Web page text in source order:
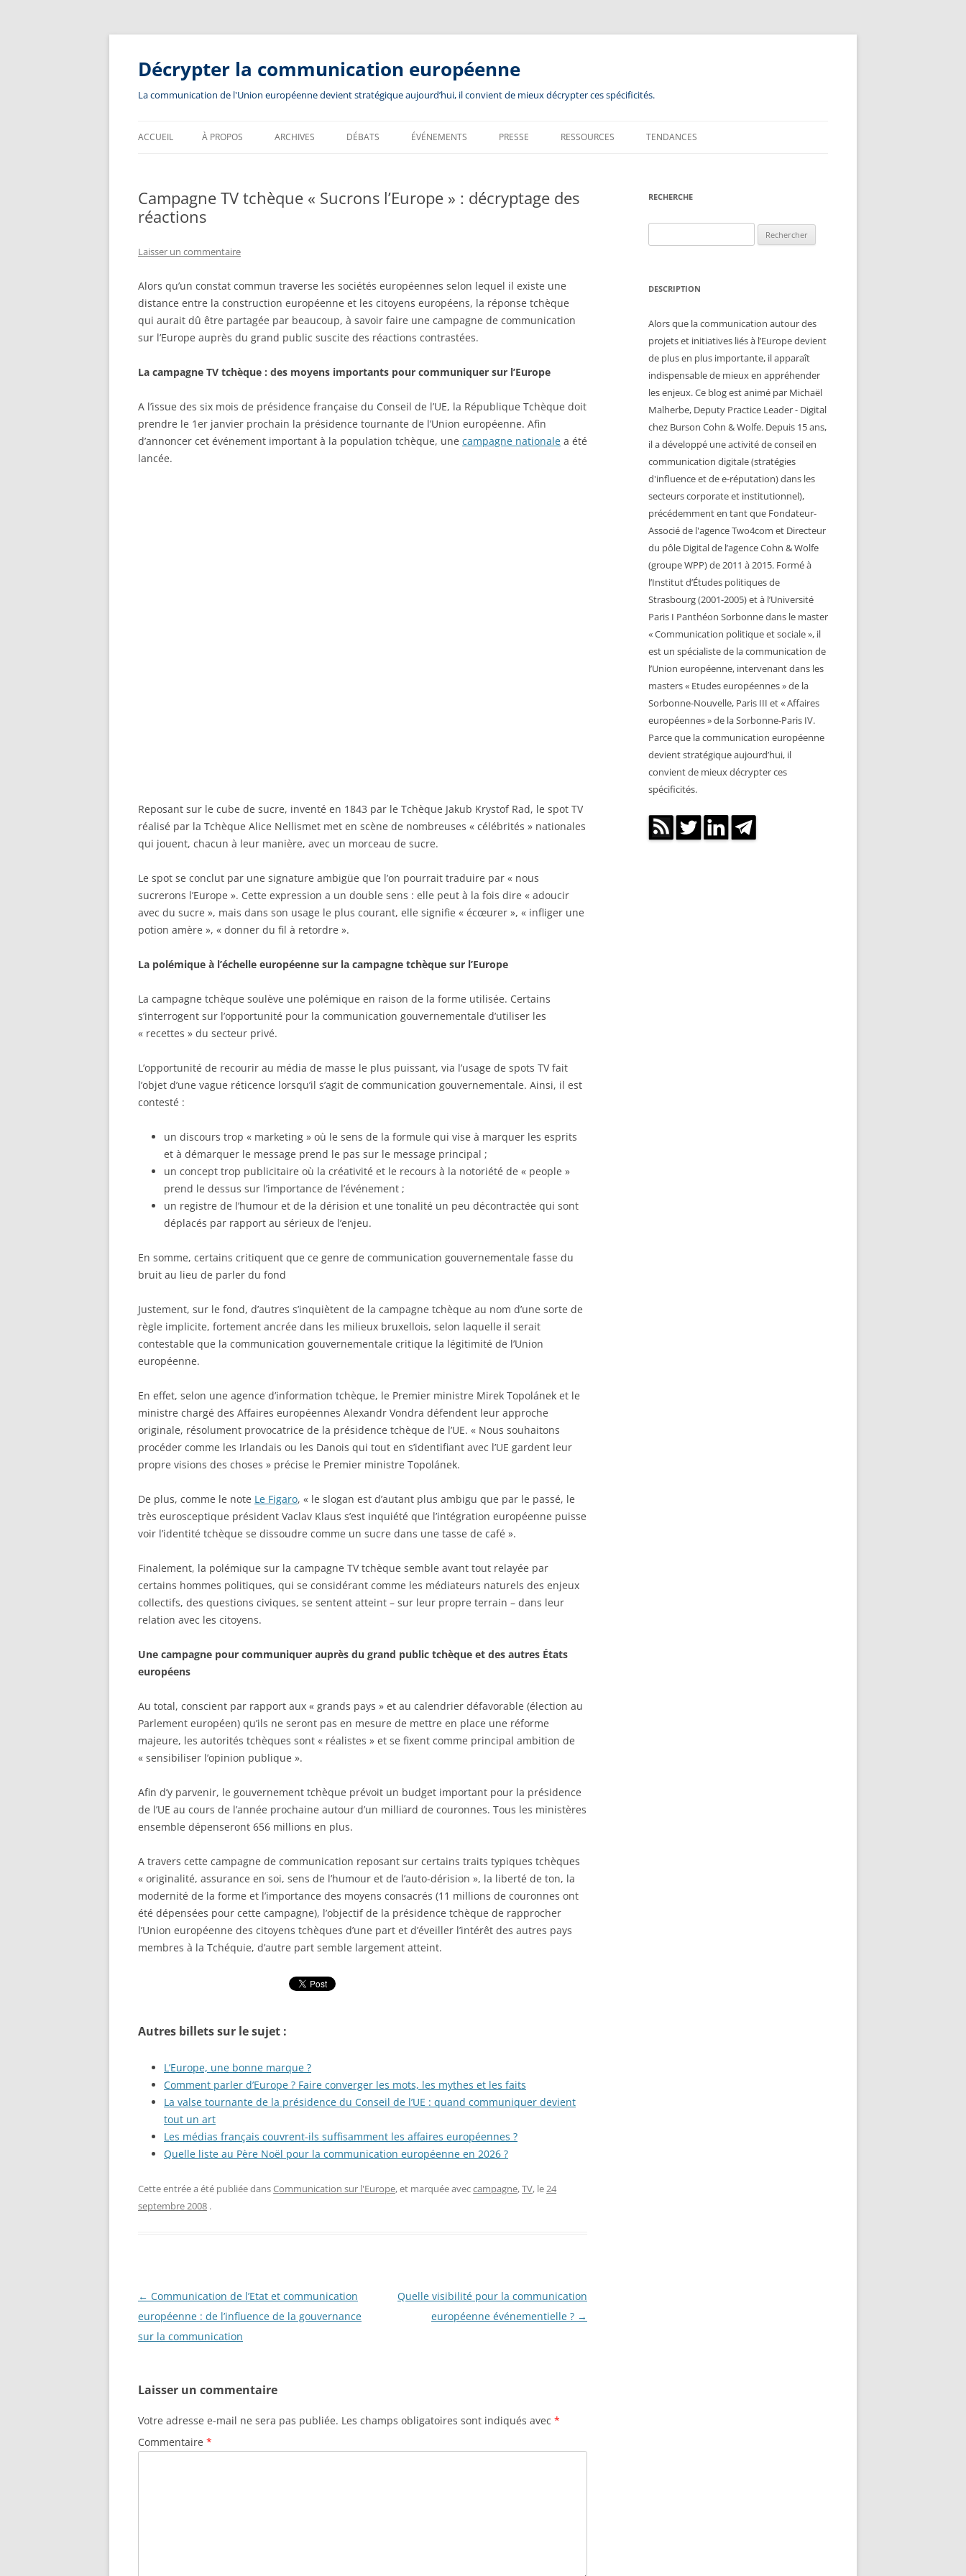
Aller
contenu
Décrypter la communication européenne
La communication de l'Union européenne devient stratégique aujourd’hui, il convient de mieux décrypter ces spécificités.
ACCUEIL À PROPOS ARCHIVES DÉBATS ÉVÉNEMENTS PRESSE RESSOURCES TENDANCES
Campagne TV tchèque « Sucrons l’Europe » : décryptage des
réactions
Laisser un commentaire
Alors qu’un constat commun traverse les sociétés européennes selon lequel il existe une
distance entre la construction européenne et les citoyens européens, la réponse tchèque
qui aurait dû être partagée par beaucoup, à savoir faire une campagne de communication
sur l’Europe auprès du grand public suscite des réactions contrastées.
La campagne TV tchèque : des moyens importants pour communiquer sur l’Europe
A l’issue des six mois de présidence française du Conseil de l’UE, la République Tchèque doit
prendre le 1er janvier prochain la présidence tournante de l’Union européenne. Afin
d’annoncer cet événement important à la population tchèque, une campagne nationale a été
lancée.
Reposant sur le cube de sucre, inventé en 1843 par le Tchèque Jakub Krystof Rad, le spot TV
réalisé par la Tchèque Alice Nellismet met en scène de nombreuses « célébrités » nationales
qui jouent, chacun à leur manière, avec un morceau de sucre.
Le spot se conclut par une signature ambigüe que l’on pourrait traduire par « nous
sucrerons l’Europe ». Cette expression a un double sens : elle peut à la fois dire « adoucir
avec du sucre », mais dans son usage le plus courant, elle signifie « écœurer », « infliger une
potion amère », « donner du fil à retordre ».
La polémique à l’échelle européenne sur la campagne tchèque sur l’Europe
La campagne tchèque soulève une polémique en raison de la forme utilisée. Certains
s’interrogent sur l’opportunité pour la communication gouvernementale d’utiliser les
« recettes » du secteur privé.
L’opportunité de recourir au média de masse le plus puissant, via l’usage de spots TV fait
l’objet d’une vague réticence lorsqu’il s’agit de communication gouvernementale. Ainsi, il est
contesté :
un discours trop « marketing » où le sens de la formule qui vise à marquer les esprits
et à démarquer le message prend le pas sur le message principal ;
un concept trop publicitaire où la créativité et le recours à la notoriété de « people »
prend le dessus sur l’importance de l’événement ;
un registre de l’humour et de la dérision et une tonalité un peu décontractée qui sont
déplacés par rapport au sérieux de l’enjeu.
En somme, certains critiquent que ce genre de communication gouvernementale fasse du
bruit au lieu de parler du fond
Justement, sur le fond, d’autres s’inquiètent de la campagne tchèque au nom d’une sorte de
règle implicite, fortement ancrée dans les milieux bruxellois, selon laquelle il serait
contestable que la communication gouvernementale critique la légitimité de l’Union
européenne.
En effet, selon une agence d’information tchèque, le Premier ministre Mirek Topolánek et le
ministre chargé des Affaires européennes Alexandr Vondra défendent leur approche
originale, résolument provocatrice de la présidence tchèque de l’UE. « Nous souhaitons
procéder comme les Irlandais ou les Danois qui tout en s’identifiant avec l’UE gardent leur
propre visions des choses » précise le Premier ministre Topolánek.
De plus, comme le note Le Figaro, « le slogan est d’autant plus ambigu que par le passé, le
très eurosceptique président Vaclav Klaus s’est inquiété que l’intégration européenne puisse
voir l’identité tchèque se dissoudre comme un sucre dans une tasse de café ».
Finalement, la polémique sur la campagne TV tchèque semble avant tout relayée par
certains hommes politiques, qui se considérant comme les médiateurs naturels des enjeux
collectifs, des questions civiques, se sentent atteint – sur leur propre terrain – dans leur
relation avec les citoyens.
Une campagne pour communiquer auprès du grand public tchèque et des autres États
européens
Au total, conscient par rapport aux « grands pays » et au calendrier défavorable (élection au
Parlement européen) qu’ils ne seront pas en mesure de mettre en place une réforme
majeure, les autorités tchèques sont « réalistes » et se fixent comme principal ambition de
« sensibiliser l’opinion publique ».
Afin d’y parvenir, le gouvernement tchèque prévoit un budget important pour la présidence
de l’UE au cours de l’année prochaine autour d’un milliard de couronnes. Tous les ministères
ensemble dépenseront 656 millions en plus.
A travers cette campagne de communication reposant sur certains traits typiques tchèques
« originalité, assurance en soi, sens de l’humour et de l’auto-dérision », la liberté de ton, la
modernité de la forme et l’importance des moyens consacrés (11 millions de couronnes ont
été dépensées pour cette campagne), l’objectif de la présidence tchèque de rapprocher
l’Union européenne des citoyens tchèques d’une part et d’éveiller l’intérêt des autres pays
membres à la Tchéquie, d’autre part semble largement atteint.
Autres billets sur le sujet :
L’Europe, une bonne marque ?
Comment parler d’Europe ? Faire converger les mots, les mythes et les faits
La valse tournante de la présidence du Conseil de l’UE : quand communiquer devient
tout un art
Les médias français couvrent-ils suffisamment les affaires européennes ?
Quelle liste au Père Noël pour la communication européenne en 2026 ?
Cette entrée a été publiée dansCommunication sur l'Europe, et marquée aveccampagne,TV, le24
septembre 2008 .
Navigation
des
articles
← Communication de l’Etat et communication
européenne : de l’influence de la gouvernance
sur la communication
Quelle visibilité pour la communication
européenne événementielle ? →
Laisser un commentaire
Votre adresse e-mail ne sera pas publiée. Les champs obligatoires sont indiqués avec *
Commentaire *
RECHERCHE
DESCRIPTION
Alors que la communication autour des
projets et initiatives liés à l’Europe devient
de plus en plus importante, il apparaît
indispensable de mieux en appréhender
les enjeux. Ce blog est animé par Michaël
Malherbe, Deputy Practice Leader - Digital
chez Burson Cohn & Wolfe. Depuis 15 ans,
il a développé une activité de conseil en
communication digitale (stratégies
d'influence et de e-réputation) dans les
secteurs corporate et institutionnel),
précédemment en tant que Fondateur-
Associé de l'agence Two4com et Directeur
du pôle Digital de l’agence Cohn & Wolfe
(groupe WPP) de 2011 à 2015. Formé à
l’Institut d’Études politiques de
Strasbourg (2001-2005) et à l’Université
Paris I Panthéon Sorbonne dans le master
« Communication politique et sociale », il
est un spécialiste de la communication de
l’Union européenne, intervenant dans les
masters « Etudes européennes » de la
Sorbonne-Nouvelle, Paris III et « Affaires
européennes » de la Sorbonne-Paris IV.
Parce que la communication européenne
devient stratégique aujourd’hui, il
convient de mieux décrypter ces
spécificités.